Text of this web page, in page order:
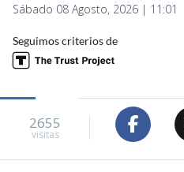
Sábado 08 Agosto, 2026 | 11:01
Seguimos criterios de
2655
visitas